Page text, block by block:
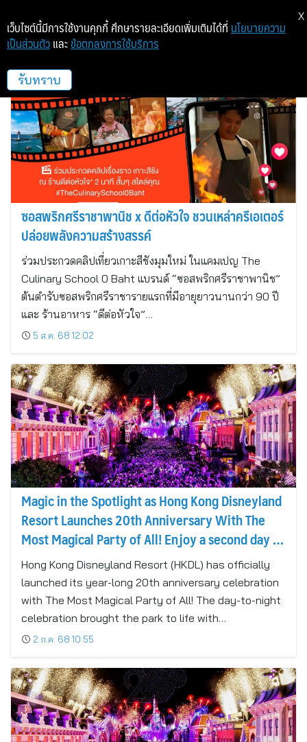
MSL Group Thailand
ซอสพริกศรีราชาพานิช x ดีต่อหัวใจ ชวนเหล่าครีเอเตอร์
ปล่อยพลังความสร้างสรรค์
ร่วมประกวดคลิปเที่ยวเกาะสีชังมุมใหม่ ในแคมเปญ The
Culinary School 0 Baht แบรนด์ “ซอสพริกศรีราชาพานิช”
ต้นตำรับซอสพริกศรีราชารายแรกที่มีอายุยาวนานกว่า 90 ปี
และ ร้านอาหาร “ดีต่อหัวใจ”…
5 ส.ค. 68 12:02
Magic in the Spotlight as Hong Kong Disneyland
Resort Launches 20th Anniversary With The
Most Magical Party of All! Enjoy a second day of
magic for just HK$100!
Hong Kong Disneyland Resort (HKDL) has officially
launched its year-long 20th anniversary celebration
with The Most Magical Party of All! The day-to-night
celebration brought the park to life with…
2 ก.ค. 68 10:55
เว็บไซต์นี้มีการใช้งานคุกกี้ ศึกษารายละเอียดเพิ่มเติมได้ที่ นโยบายความ
เป็นส่วนตัว และ ข้อตกลงการใช้บริการ
รับทราบ
X